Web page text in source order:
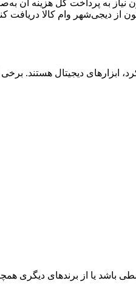
نیاز به پرداخت کل هزینه آن
دیجیتال هستند. برخی
باشد یا از برندهای دیگری